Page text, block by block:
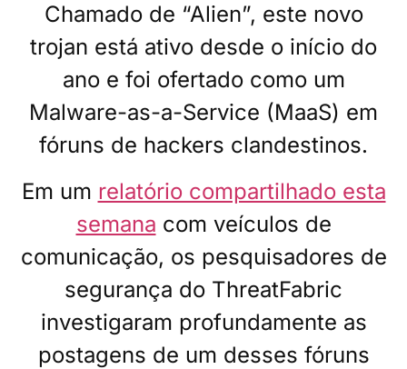
Chamado de “Alien”, este novo
trojan está ativo desde o início do
ano e foi ofertado como um
Malware-as-a-Service (MaaS) em
fóruns de hackers clandestinos.
Em um relatório compartilhado esta
semana com veículos de
comunicação, os pesquisadores de
segurança do ThreatFabric
investigaram profundamente as
postagens de um desses fóruns